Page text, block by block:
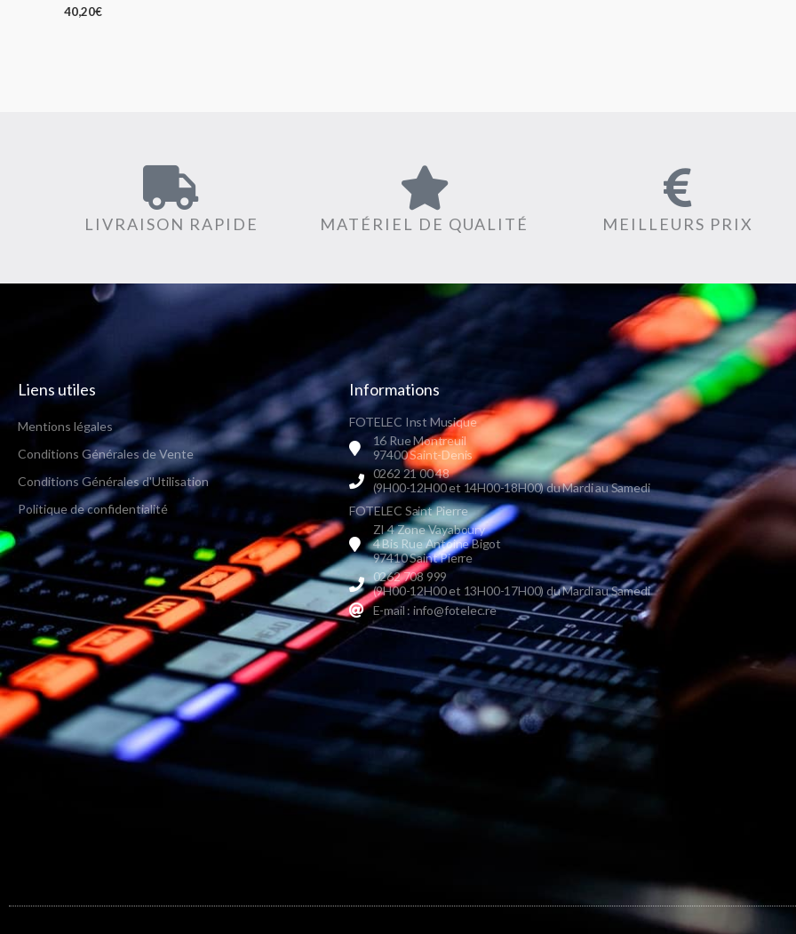
40,20€
LIVRAISON RAPIDE MATÉRIEL DE QUALITÉ MEILLEURS PRIX
Liens utiles
Mentions légales
Conditions Générales de Vente
Conditions Générales d'Utilisation
Politique de confidentialité
Informations
FOTELEC Inst Musique
16 Rue Montreuil
97400 Saint-Denis
0262 21 00 48
(9H00-12H00 et 14H00-18H00) du Mardi au Samedi
FOTELEC Saint Pierre
ZI 4 Zone Vayaboury
4 Bis Rue Antoine Bigot
97410 Saint Pierre
0262 708 999
(9H00-12H00 et 13H00-17H00) du Mardi au Samedi
E-mail : info@fotelec.re